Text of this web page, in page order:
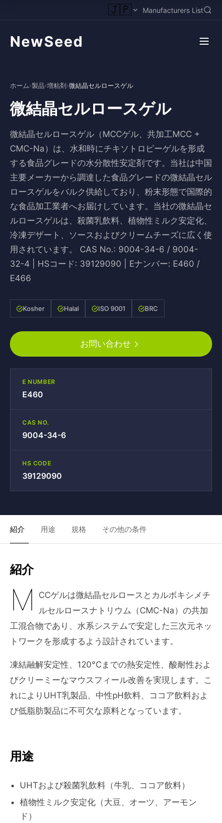
🇯🇵 Manufacturers List
NewSeed
ホーム›製品›増粘剤›微結晶セルロースゲル
微結晶セルロースゲル
微結晶セルロースゲル（MCCゲル、共加工MCC +
CMC-Na）は、水和時にチキソトロピーゲルを形成
する食品グレードの水分散性安定剤です。当社は中国
主要メーカーから調達した食品グレードの微結晶セル
ロースゲルをバルク供給しており、粉末形態で国際的
な食品加工業者へお届けしています。当社の微結晶セ
ルロースゲルは、殺菌乳飲料、植物性ミルク安定化、
冷凍デザート、ソースおよびクリームチーズに広く使
用されています。 CAS No.: 9004-34-6 / 9004-
32-4 | HSコード: 39129090 | Eナンバー: E460 /
E466
Kosher Halal ISO 9001 BRC
お問い合わせ
E NUMBER
E460
CAS NO.
9004-34-6
HS CODE
39129090
紹介 用途 規格 その他の条件
紹介
M
CCゲルは微結晶セルロースとカルボキシメチ
ルセルロースナトリウム（CMC-Na）の共加
工混合物であり、水系システムで安定した三次元ネッ
トワークを形成するよう設計されています。
凍結融解安定性、120°Cまでの熱安定性、酸耐性およ
びクリーミーなマウスフィール改善を実現します。こ
れによりUHT乳製品、中性pH飲料、ココア飲料およ
び低脂肪製品に不可欠な原料となっています。
用途
UHTおよび殺菌乳飲料（牛乳、ココア飲料）
植物性ミルク安定化（大豆、オーツ、アーモン
ド）